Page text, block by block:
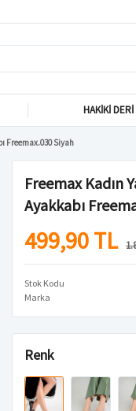
HAKIKI DERI
Freemax.030 Siyah
Freemax Kadın
Ayakkabı
499,90 TL
Stok Kodu
Marka
Renk